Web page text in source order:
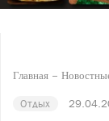
Главная
Отдых